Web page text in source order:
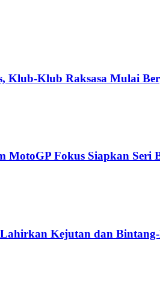
Klub-Klub Raksasa Mulai
MotoGP Fokus Siapkan Seri
Kejutan dan